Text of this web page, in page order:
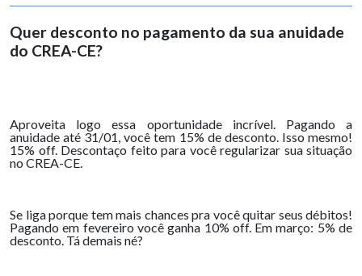
Quer desconto no pagamento da sua anuidade
do CREA-CE?
Aproveita logo essa oportunidade incrível. Pagando a
anuidade até 31/01, você tem 15% de desconto. Isso mesmo!
15% off. Descontaço feito para você regularizar sua situação
no CREA-CE.
Se liga porque tem mais chances pra você quitar seus débitos!
Pagando em fevereiro você ganha 10% off. Em março: 5% de
desconto. Tá demais né?